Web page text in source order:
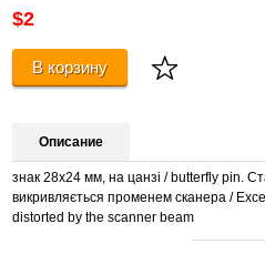
$2
В корзину
Описание
знак 28х24 мм, на цанзі / butterfly pin.
викривляється променем сканера /
distorted by the scanner beam